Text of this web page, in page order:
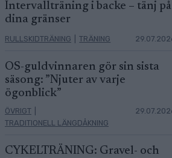
Intervallträning i backe – tänj på
dina gränser
RULLSKIDTRÄNING TRÄNING
OS-guldvinnaren gör sin sista
säsong: ”Njuter av varje
ögonblick”
ÖVRIGT
TRADITIONELL LÄNGDÅKNING
CYKELTRÄNING: Gravel- och